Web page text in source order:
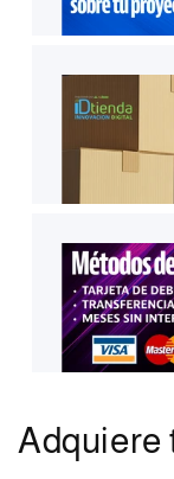
Adquiere